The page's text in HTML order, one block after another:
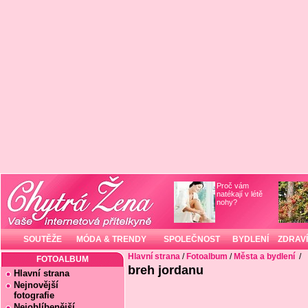
Proč vám
natékají v létě
nohy?
SOUTĚŽE MÓDA & TRENDY SPOLEČNOST BYDLENÍ ZDRAVÍ
FOTOALBUM
Hlavní strana
Nejnovější
fotografie
Hlavní strana / Fotoalbum / Města a bydlení /
breh jordanu